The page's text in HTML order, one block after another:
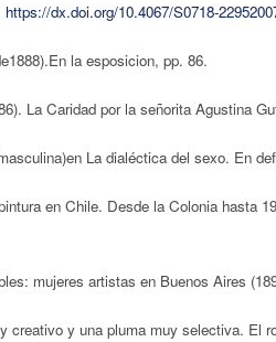
https://dx.doi.org/10.4067/S0718-
la esposicion, pp. 86.
La Caridad por la señorita Agustina
La dialéctica del sexo. En
en Chile. Desde la Colonia hasta
mujeres artistas en Buenos Aires
creativo y una pluma muy selectiva. El